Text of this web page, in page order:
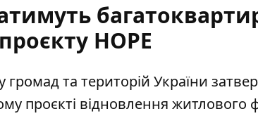
HOPE
та територій України
проєкті відновлення житлового